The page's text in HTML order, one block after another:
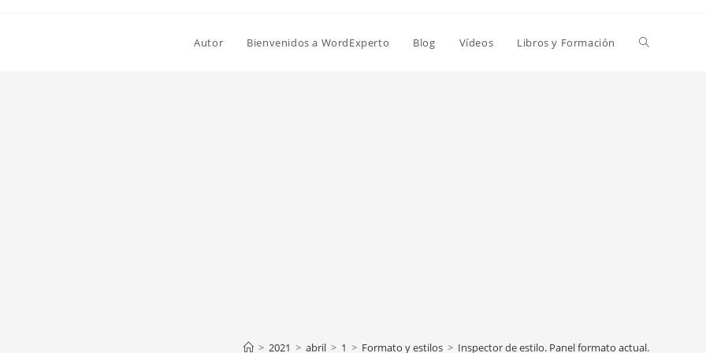
Autor Bienvenidos a WordExperto Blog Vídeos Libros y Formación Alternar
> 2021 > abril > 1 > Formato y estilos > Inspector de estilo. Panel formato actual.